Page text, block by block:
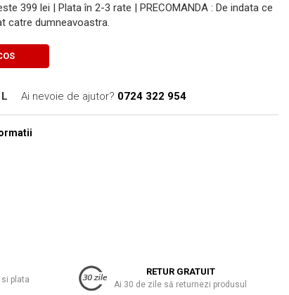
399 lei | Plata în 2-3 rate | PRECOMANDA : De indata ce
catre dumneavoastra.
Ai nevoie de ajutor? 0724 322 954
plata
RETUR GRATUIT
Ai 30 de zile să returnezi produsul